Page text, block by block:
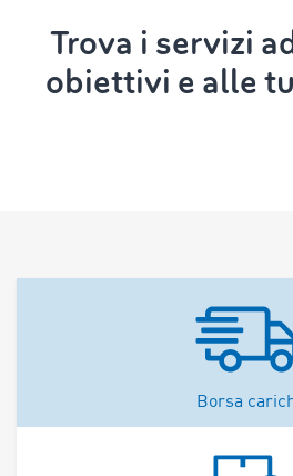
Trova i servizi
obiettivi e alle
Borsa